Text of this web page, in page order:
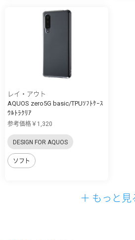
レイ・アウト
AQUOS zero5G basic/TPUｿﾌﾄｹｰｽ
ｳﾙﾄﾗｸﾘｱ
参考価格￥1,320
DESIGN FOR AQUOS
ソフト
＋ もっと見